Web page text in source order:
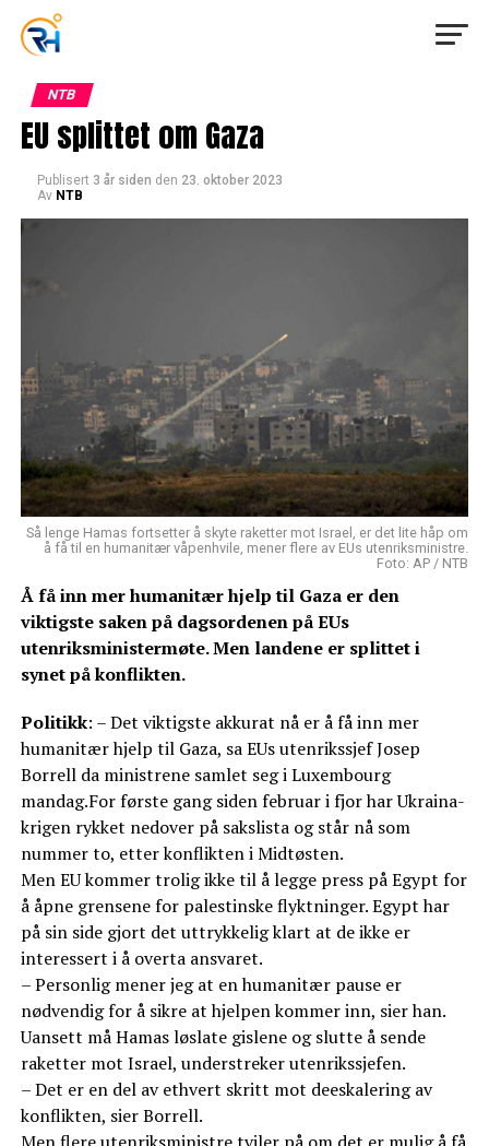
NTB
EU splittet om Gaza
Publisert 3 år siden den 23. oktober 2023
Av NTB
Så lenge Hamas fortsetter å skyte raketter mot Israel, er det lite håp om
å få til en humanitær våpenhvile, mener flere av EUs utenriksministre.
Foto: AP / NTB
Å få inn mer humanitær hjelp til Gaza er den
viktigste saken på dagsordenen på EUs
utenriksministermøte. Men landene er splittet i
synet på konflikten.
Politikk: – Det viktigste akkurat nå er å få inn mer
humanitær hjelp til Gaza, sa EUs utenrikssjef Josep
Borrell da ministrene samlet seg i Luxembourg
mandag.For første gang siden februar i fjor har Ukraina-
krigen rykket nedover på sakslista og står nå som
nummer to, etter konflikten i Midtøsten.
Men EU kommer trolig ikke til å legge press på Egypt for
å åpne grensene for palestinske flyktninger. Egypt har
på sin side gjort det uttrykkelig klart at de ikke er
interessert i å overta ansvaret.
– Personlig mener jeg at en humanitær pause er
nødvendig for å sikre at hjelpen kommer inn, sier han.
Uansett må Hamas løslate gislene og slutte å sende
raketter mot Israel, understreker utenrikssjefen.
– Det er en del av ethvert skritt mot deeskalering av
konflikten, sier Borrell.